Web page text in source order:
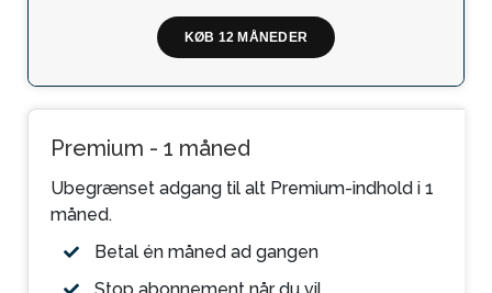
Premium - 1 måned
Ubegrænset adgang til alt Premium-indhold i 1
måned.
Betal én måned ad gangen
KØB 12 MÅNEDER